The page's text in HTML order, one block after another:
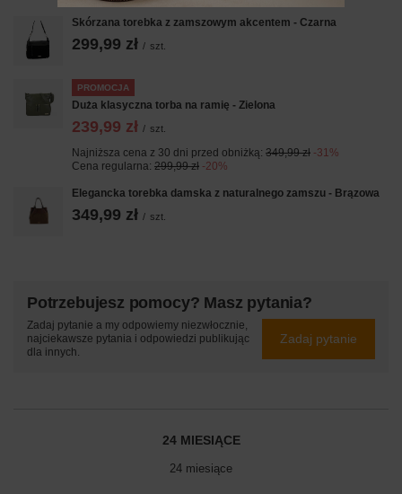
Skórzana torebka z zamszowym akcentem - Czarna
299,99 zł / szt.
PROMOCJA
Duża klasyczna torba na ramię - Zielona
239,99 zł / szt.
Najniższa cena z 30 dni przed obniżką: 349,99 zł -31%
Cena regularna: 299,99 zł -20%
Elegancka torebka damska z naturalnego zamszu - Brązowa
349,99 zł / szt.
Potrzebujesz pomocy? Masz pytania?
Zadaj pytanie a my odpowiemy niezwłocznie,
najciekawsze pytania i odpowiedzi publikując
dla innych.
Zadaj pytanie
24 MIESIĄCE
24 miesiące